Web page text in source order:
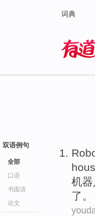
词典
双语例句
全部
口语
书面语
论文
机器
了 。